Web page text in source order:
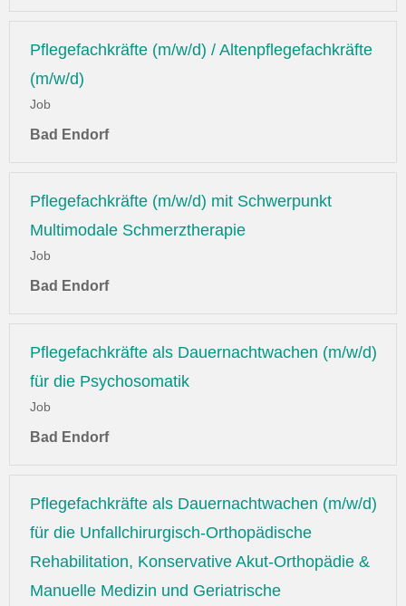
Pflegefachkräfte (m/w/d) / Altenpflegefachkräfte
(m/w/d)
Job
Bad Endorf
Pflegefachkräfte (m/w/d) mit Schwerpunkt
Multimodale Schmerztherapie
Job
Bad Endorf
Pflegefachkräfte als Dauernachtwachen (m/w/d)
für die Psychosomatik
Job
Bad Endorf
Pflegefachkräfte als Dauernachtwachen (m/w/d)
für die Unfallchirurgisch-Orthopädische
Rehabilitation, Konservative Akut-Orthopädie &
Manuelle Medizin und Geriatrische